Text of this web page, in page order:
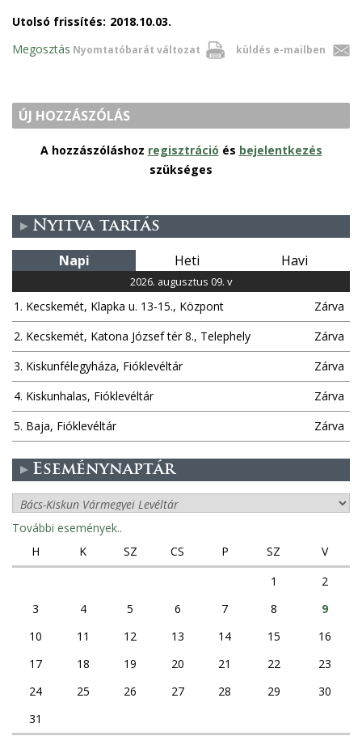
Utolsó frissítés: 2018.10.03.
Nyomtatóbarát változat küldés e-mailben
Megosztás
ÚJ HOZZÁSZÓLÁS
A hozzászóláshoz regisztráció és bejelentkezés
szükséges
Nyitva tartás
Napi Heti Havi
2026. augusztus 09. v
1. Kecskemét, Klapka u. 13-15., Központ
Zárva
2. Kecskemét, Katona József tér 8., Telephely
Zárva
3. Kiskunfélegyháza, Fióklevéltár
Zárva
4. Kiskunhalas, Fióklevéltár
Zárva
5. Baja, Fióklevéltár
Zárva
Eseménynaptár
További események..
H
K SZ CS P SZ
V
1
2
3
4 5 6 7 8
9
10
11 12 13 14 15
16
17
18 19 20 21 22
23
24
25 26 27 28 29
30
31